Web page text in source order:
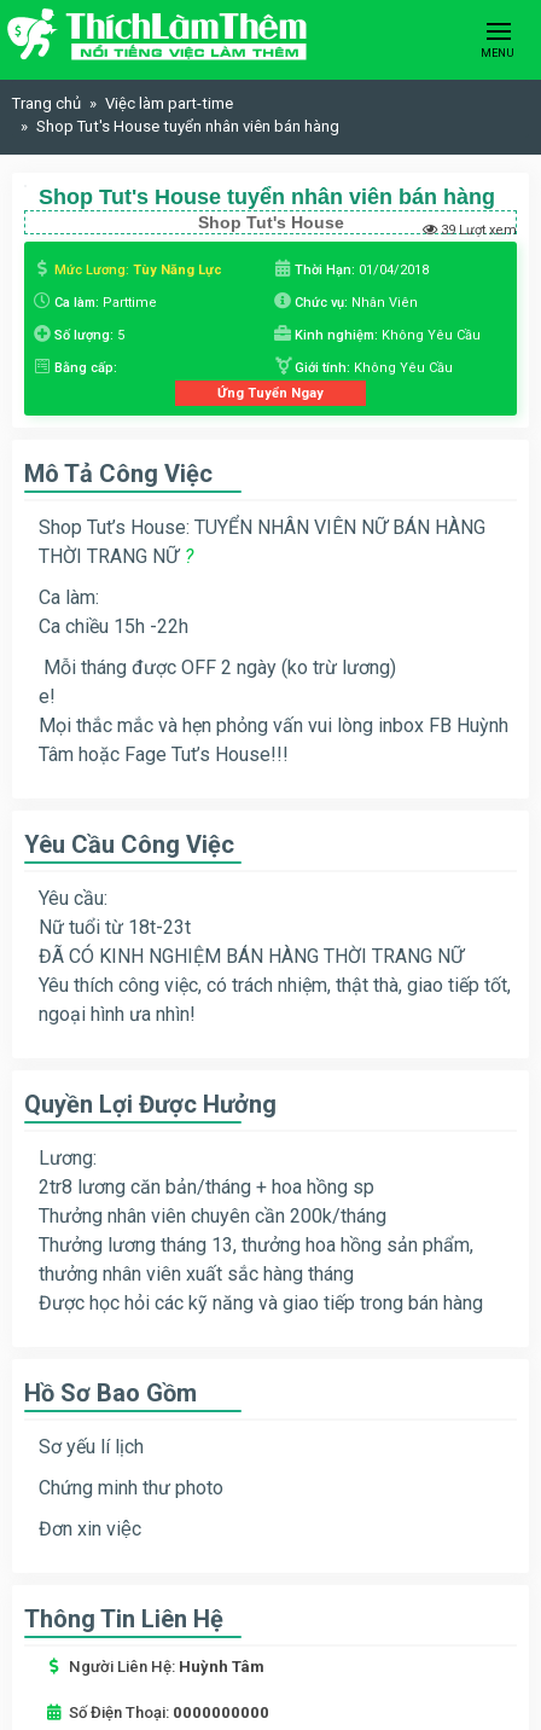
Skip to content
MENU
Trang chủ
Việc làm part-time
Shop Tut's House tuyển nhân viên bán hàng
Shop Tut's House tuyển nhân viên bán hàng
Shop Tut's House 39 Lượt xem
Mức Lương: Tùy Năng Lực Thời Hạn: 01/04/2018
Ca làm: Parttime Chức vụ: Nhân Viên
Số lượng: 5 Kinh nghiệm: Không Yêu Cầu
Bằng cấp: Giới tính: Không Yêu Cầu
Ứng Tuyển Ngay
Mô Tả Công Việc
Shop Tut’s House: TUYỂN NHÂN VIÊN NỮ BÁN HÀNG
THỜI TRANG NỮ ?
Ca làm:
Ca chiều 15h -22h
Mỗi tháng được OFF 2 ngày (ko trừ lương)
e!
Mọi thắc mắc và hẹn phỏng vấn vui lòng inbox FB Huỳnh
Tâm hoặc Fage Tut’s House!!!
Yêu Cầu Công Việc
Yêu cầu:
Nữ tuổi từ 18t-23t
ĐÃ CÓ KINH NGHIỆM BÁN HÀNG THỜI TRANG NỮ
Yêu thích công việc, có trách nhiệm, thật thà, giao tiếp tốt,
ngoại hình ưa nhìn!
Quyền Lợi Được Hưởng
Lương:
2tr8 lương căn bản/tháng + hoa hồng sp
Thưởng nhân viên chuyên cần 200k/tháng
Thưởng lương tháng 13, thưởng hoa hồng sản phẩm,
thưởng nhân viên xuất sắc hàng tháng
Được học hỏi các kỹ năng và giao tiếp trong bán hàng
Hồ Sơ Bao Gồm
Sơ yếu lí lịch
Chứng minh thư photo
Đơn xin việc
Thông Tin Liên Hệ
Người Liên Hệ: Huỳnh Tâm
Số Điện Thoại: 0000000000